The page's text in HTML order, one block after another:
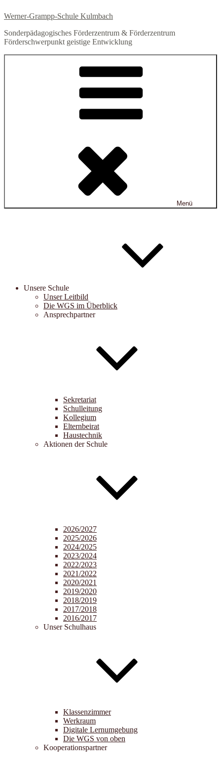
Inhalt
Werner-Grampp-Schule Kulmbach
Sonderpädagogisches Förderzentrum & Förderzentrum
Förderschwerpunkt geistige Entwicklung
Menü
Unsere Schule
Unser Leitbild
Die WGS im Überblick
Ansprechpartner
Sekretariat
Schulleitung
Kollegium
Elternbeirat
Haustechnik
Aktionen der Schule
2026/2027
2025/2026
2024/2025
2023/2024
2022/2023
2021/2022
2020/2021
2019/2020
2018/2019
2017/2018
2016/2017
Unser Schulhaus
Klassenzimmer
Werkraum
Digitale Lernumgebung
Die WGS von oben
Kooperationspartner